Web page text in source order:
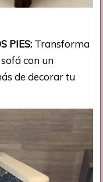
PIES: Transforma
con un
de decorar tu